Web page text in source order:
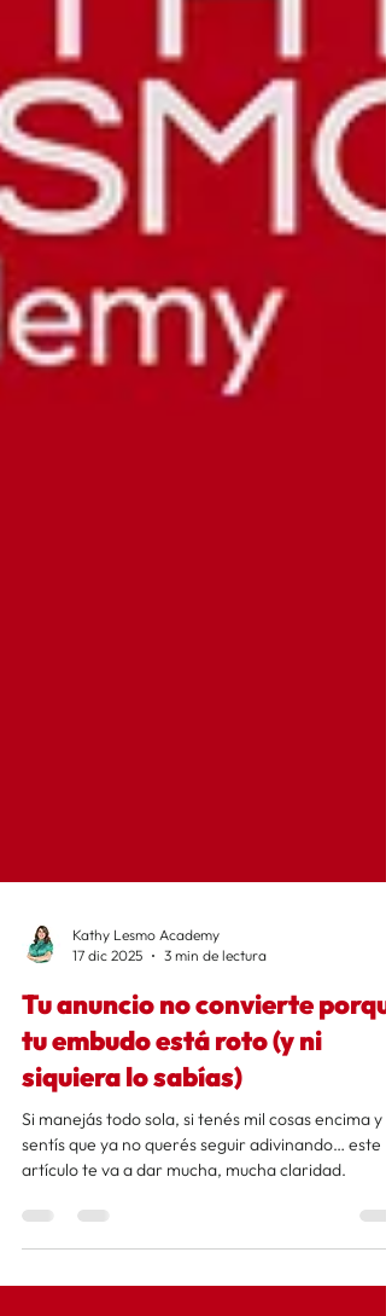
17 dic 2025
3 min de lectura
Tu anuncio no convierte
tu embudo está roto (y ni
siquiera lo sabías)
Si manejás todo sola, si tenés mil cosas encima y si
artículo te va a dar mucha, mucha claridad.